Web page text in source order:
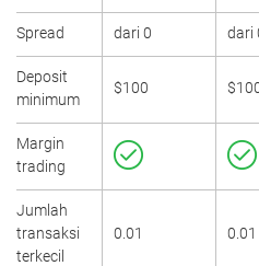
Spread dari 0 dari
Deposit
minimum
$100
Margin
trading
Jumlah
transaksi
terkecil
0.01 0.01